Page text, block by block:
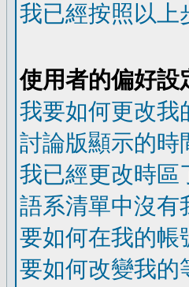
我已經按照以上
使用者的偏好設
我要如何更改我
討論版顯示的時
我已經更改時區
語系清單中沒有
要如何在我的帳
要如何改變我的